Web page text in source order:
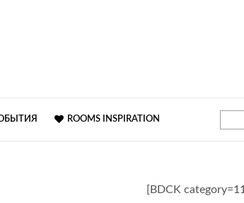
ROOMS INSPIRATION
[BDCK category=11